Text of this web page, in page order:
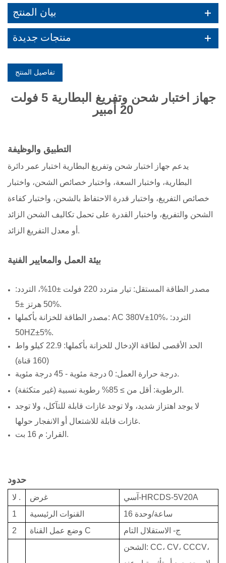
بيان المنتج
منتجات جديدة
تفاصيل المنتج
جهاز اختبار شحن وتفريغ البطارية 5 فولت
20 أمبير
التطبيق والوظيفة
يدعم جهاز اختبار شحن وتفريغ البطارية اختبار عمر دائرة
البطارية، واختبار السعة، واختبار خصائص الشحن، واختبار
خصائص التفريغ، واختبار قدرة الاحتفاظ بالشحن، واختبار كفاءة
الشحن والتفريغ، واختبار القدرة على تحمل تكاليف الشحن الزائد
أو معدل التفريغ الزائد.
بيئة العمل والمعايير الفنية
مصدر الطاقة المستقل: تيار متردد 220 فولت ±10%، التردد:
50 هرتز ±5%.
مصدر الطاقة للخزانة بأكملها: AC 380V±10%، التردد:
50HZ±5%.
الحد الأقصى لطاقة الإدخال للخزانة بأكملها: 22.9 كيلو واط
(160 قناة)
درجة حرارة العمل: 0 درجة مئوية - 45 درجة مئوية.
الرطوبة: أقل من ≥ 85% رطوبة نسبية (غير متكثفة).
لا يوجد اهتزاز شديد، ولا توجد غازات قابلة للتآكل، ولا توجد
القرار: م 16 بت.
حدود
. غرض
آسي-HRCDS-5V20A
1
القنوات الرئيسية 16 ساعة/وحدة
2
C ج- الاستقلال التام
الشحن: CC، CV، CCCV،